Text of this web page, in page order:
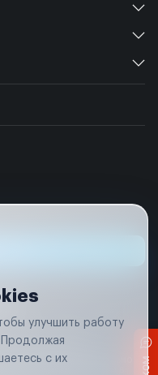
аккаунта
носит исключительно
улучшить работу
Продолжая
с их